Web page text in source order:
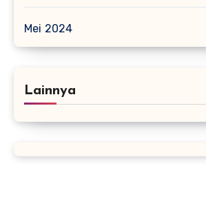
Mei 2024
Lainnya